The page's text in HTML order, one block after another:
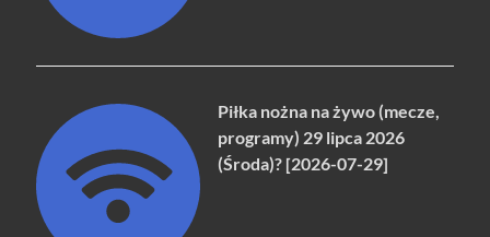
Piłka nożna na żywo (mecze,
programy) 29 lipca 2026
(Środa)? [2026-07-29]